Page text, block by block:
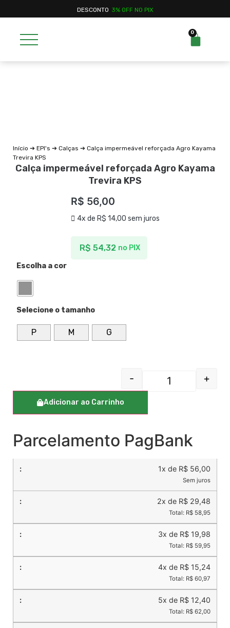
DESCONTO 3% OFF NO PIX
0
Início ➔ EPI's ➔ Calças ➔ Calça impermeável reforçada Agro Kayama
Trevira KPS
Calça impermeável reforçada Agro Kayama
Trevira KPS
R$ 56,00
4x de R$ 14,00 sem juros
R$ 54,32 no PIX
Escolha a cor
Selecione o tamanho
P M G
- +
Adicionar ao Carrinho
Parcelamento PagBank
1x de R$ 56,00
Sem juros
2x de R$ 29,48
Total: R$ 58,95
3x de R$ 19,98
Total: R$ 59,95
4x de R$ 15,24
Total: R$ 60,97
5x de R$ 12,40
Total: R$ 62,00